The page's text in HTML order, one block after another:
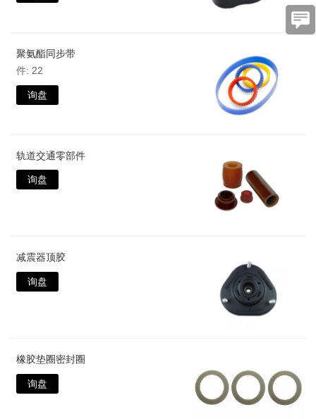
聚氨酯同步带
件: 22
询盘
轨道交通零部件
询盘
减震器顶胶
询盘
橡胶垫圈密封圈
询盘